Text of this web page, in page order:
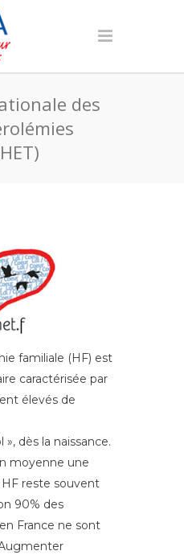
des
familiale (HF) est
caractérisée par
élevés de
dès la naissance.
moyenne une
HF reste souvent
90% des
France ne sont